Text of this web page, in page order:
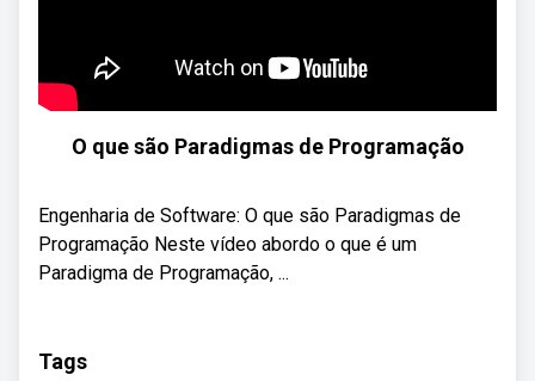
O que são Paradigmas de Programação
Engenharia de Software: O que são Paradigmas de
Programação Neste vídeo abordo o que é um
Paradigma de Programação, ...
Tags